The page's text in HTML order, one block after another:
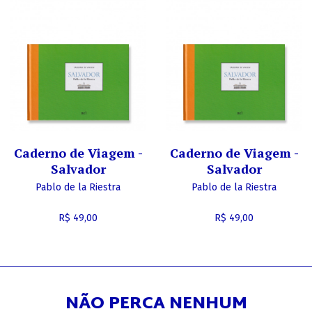
Caderno de Viagem -
Salvador
Pablo de la Riestra
R$ 49,00
Caderno de Viagem -
Salvador
Pablo de la Riestra
R$ 49,00